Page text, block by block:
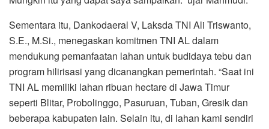
Sementara itu, Dankodaeral V, Laksda TNI Ali Triswanto,
S.E., M.Si., menegaskan komitmen TNI AL dalam
mendukung pemanfaatan lahan untuk budidaya tebu dan
program hilirisasi yang dicanangkan pemerintah. “Saat ini
TNI AL memiliki lahan ribuan hectare di Jawa Timur
seperti Blitar, Probolinggo, Pasuruan, Tuban, Gresik dan
beberapa kabupaten lain. Selain itu, di lahan kami sendiri